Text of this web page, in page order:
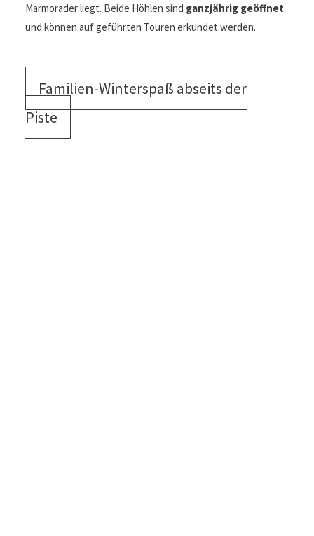
Marmorader liegt. Beide Höhlen sind ganzjährig geöffnet
und können auf geführten Touren erkundet werden.
Familien-Winterspaß abseits der
Piste